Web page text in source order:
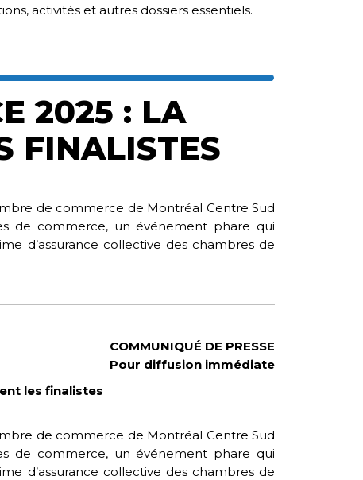
activités et autres dossiers essentiels.
2025 : LA
FINALISTES
de commerce de Montréal Centre Sud
de commerce, un événement phare qui
d’assurance collective des chambres de
COMMUNIQUÉ DE PRESSE
Pour diffusion immédiate
les finalistes
de commerce de Montréal Centre Sud
de commerce, un événement phare qui
d’assurance collective des chambres de